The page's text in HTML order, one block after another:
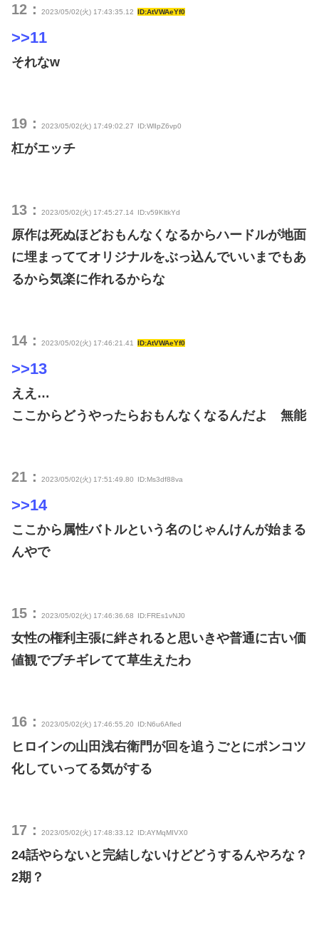
12： 2023/05/02(火) 17:43:35.12 ID:AtVWAeYf0
>>11
それなw
19： 2023/05/02(火) 17:49:02.27 ID:WlIpZ6vp0
杠がエッチ
13： 2023/05/02(火) 17:45:27.14 ID:v59KltkYd
原作は死ぬほどおもんなくなるからハードルが地面
に埋まっててオリジナルをぶっ込んでいいまでもあ
るから気楽に作れるからな
14： 2023/05/02(火) 17:46:21.41 ID:AtVWAeYf0
>>13
ええ…
ここからどうやったらおもんなくなるんだよ 無能
21： 2023/05/02(火) 17:51:49.80 ID:Ms3df88va
>>14
ここから属性バトルという名のじゃんけんが始まる
んやで
15： 2023/05/02(火) 17:46:36.68 ID:FREs1vNJ0
女性の権利主張に絆されると思いきや普通に古い価
値観でブチギレてて草生えたわ
16： 2023/05/02(火) 17:46:55.20 ID:N6u6Afled
ヒロインの山田浅右衛門が回を追うごとにポンコツ
化していってる気がする
17： 2023/05/02(火) 17:48:33.12 ID:AYMqMIVX0
24話やらないと完結しないけどどうするんやろな？
2期？